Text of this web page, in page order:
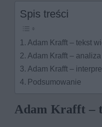
Spis treści
Adam Krafft – tekst
Adam Krafft –
Adam Krafft –
Podsumowanie
Adam Krafft –